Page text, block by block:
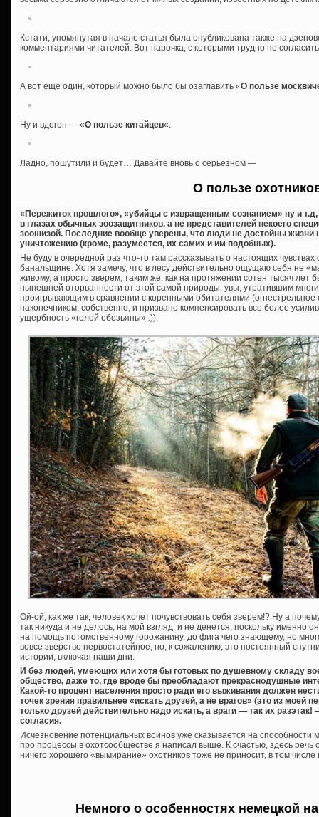
Кстати, упомянутая в начале статья была опубликована также на
комментариями читателей. Вот парочка, с которыми трудно не
А вот еще один, который можно было бы озаглавить «О пользе
Ну и вдогон — «О пользе китайцев«:
Ладно, пошутили и будет… Давайте вновь о серьезном —
О пользе
«Пережиток прошлого», «убийцы с извращенным сознанием» ну и
в глазах обычных зоозащитников, а не представителей некоего
зоошизой. Последние вообще уверены, что люди не достойны жизни
уничтожению (кроме, разумеется, их самих и им подобных).
Не буду в очередной раз что-то там рассказывать о настоящих
банальщине. Хотя замечу, что в лесу действительно ощущаю себя не
живому, а просто зверем, таким же, как на протяжении сотен тысяч лет
нынешней оторванности от этой самой природы, увы, утратившим
проигрывающим в сравнении с коренными обитателями (огнестрельное
наконечником, собственно, и призвано компенсировать все более
ущербность «голой обезьяны» :)).
Ой-ой, как же так, человек хочет почувствовать себя зверем!? Ну а
так никуда и не делось, на мой взгляд, и не денется, поскольку именно
на помощь потомственному горожанину, до фига чего знающему, но
вовсе зверство первостатейное, но, к сожалению, это постоянный
истории, включая наши дни.
И без людей, умеющих или хотя бы готовых по душевному складу
общество, даже то, где вроде бы преобладают прекраснодушные
Какой-то процент населения просто ради его выживания должен
точек зрения правильнее «искать друзей, а не врагов» (это из моей
только друзей действительно надо искать, а враги — так их
согласия.
Исчезновение потенциальных воинов уже сказывается на способности
про процессы в охотсообществе я написал выше. К счастью, здесь
ничего хорошего «вымирание» охотников тоже не приносит, в том
Немного о особенностях немецкой